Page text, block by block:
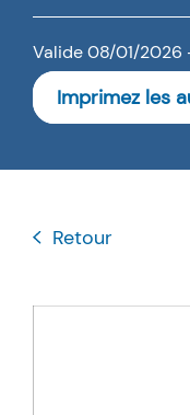
Valide 08/01/2026
Imprimez les
Retour